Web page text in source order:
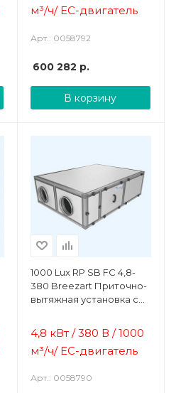
м³/ч/ ЕС-двигатель
Арт.: 0058792
600 282 р.
В корзину
1000 Lux RP SB FC 4,8-
380 Breezart Приточно-
вытяжная установка с
рекуператором
4,8 кВт / 380 В / 1000
м³/ч/ EC-двигатель
Арт.: 0058790